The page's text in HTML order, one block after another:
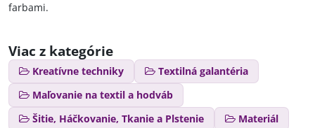
farbami.
Viac z kategórie
Kreatívne techniky
Textilná galantéria
Maľovanie na textil a hodváb
Šitie, Háčkovanie, Tkanie a Plstenie
Materiál